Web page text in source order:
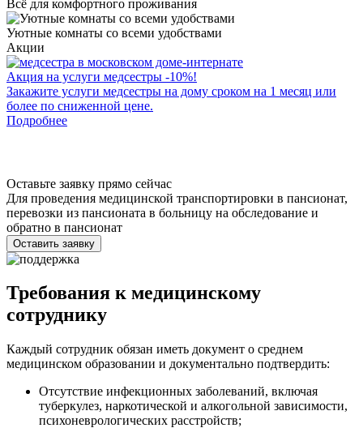
Всё для комфортного проживания
Уютные комнаты со всеми удобствами
Акции
Акция на услуги медсестры -10%!
Закажите услуги медсестры на дому сроком на 1 месяц или
более по сниженной цене.
Подробнее
Оставьте заявку прямо сейчас
Для проведения медицинской транспортировки в пансионат,
перевозки из пансионата в больницу на обследование и
обратно в пансионат
Оставить заявку
Требования к медицинскому
сотруднику
Каждый сотрудник обязан иметь документ о среднем
медицинском образовании и документально подтвердить:
Отсутствие инфекционных заболеваний, включая
туберкулез, наркотической и алкогольной зависимости,
психоневрологических расстройств;